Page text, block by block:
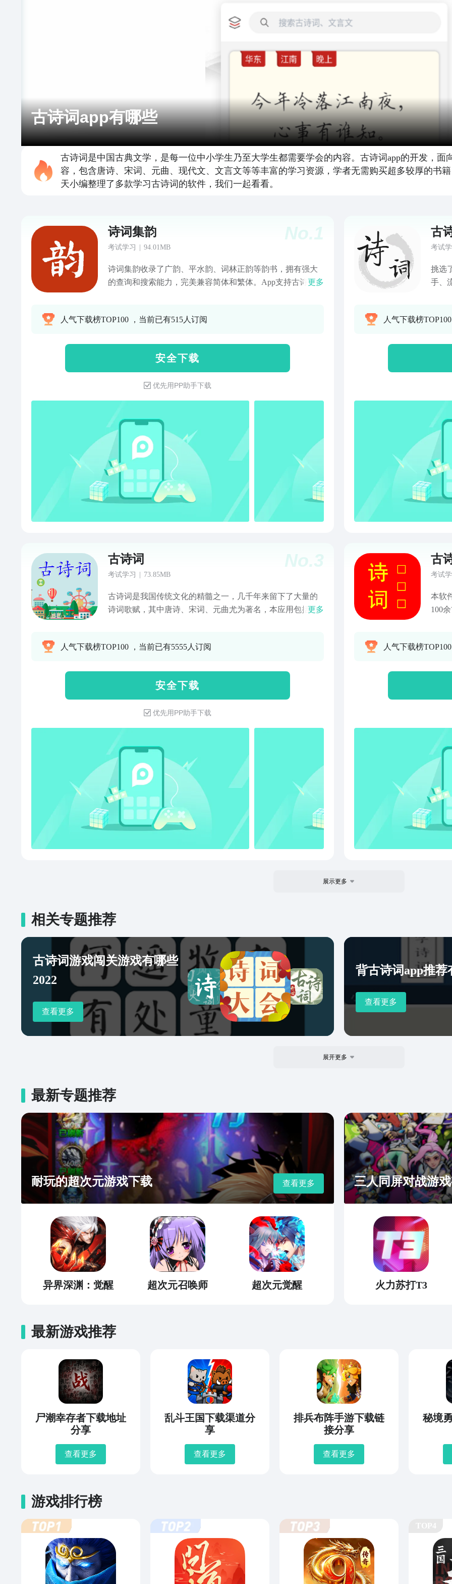
古诗词app有哪些
古诗词是中国古典文学，是每一位中小学生乃至大学生都需要学会的内容。古诗词app的开发，
容，包含唐诗、宋词、元曲、现代文、文言文等等丰富的学习资源，学者无需购买超多较厚的书
天小编整理了多款学习古诗词的软件，我们一起看看。
No.1
诗词集韵
考试学习 94.01MB
诗词集韵收录了广韵、平水韵、词林正韵等韵书，拥有强大
的查询和搜索能力，完美兼容简体和繁体。App支持古诗、格
测，另外还有康熙字典，古汉语字典等工具书，是诗词爱好
更多
人气下载榜TOP100 ，当前已有515人订阅
安 全 下 载
优先用PP助手下载
古
考试
挑选
手、
领略
大全
人气下载榜
No.3
古诗词
考试学习 73.85MB
古诗词是我国传统文化的精髓之一，几千年来留下了大量的
诗词歌赋，其中唐诗、宋词、元曲尤为著名，本应用包括了
百首唐诗；三、宋词三百首，宋代代表的词作；四、搜索查
息；五、收藏，收藏自己喜欢或者要背诵的古诗词；六、国
学，包括三字经、弟子规、千字文、百家姓等经典国学；
更多
人气下载榜TOP100 ，当前已有5555人订阅
安 全 下 载
优先用PP助手下载
古
考试
本软
100
人气下载榜
展示更多
相关专题推荐
古诗词游戏闯关游戏有哪些
2022
查看更多
背古诗词app推荐
查看更多
展开更多
最新专题推荐
耐玩的超次元游戏下载 查看更多
异界深渊：觉醒 超次元召唤师 超次元觉醒
三人同屏对战游
火力苏打T3
最新游戏推荐
尸潮幸存者下载地址
分享
查看更多
乱斗王国下载渠道分
享
查看更多
排兵布阵手游下载链
接分享
查看更多
秘境
游戏排行榜